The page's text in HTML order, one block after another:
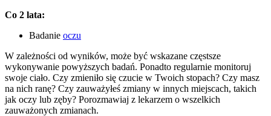
Co 2 lata:
Badanie oczu
W zależności od wyników, może być wskazane częstsze
wykonywanie powyższych badań. Ponadto regularnie monitoruj
swoje ciało. Czy zmieniło się czucie w Twoich stopach? Czy masz
na nich ranę? Czy zauważyłeś zmiany w innych miejscach, takich
jak oczy lub zęby? Porozmawiaj z lekarzem o wszelkich
zauważonych zmianach.